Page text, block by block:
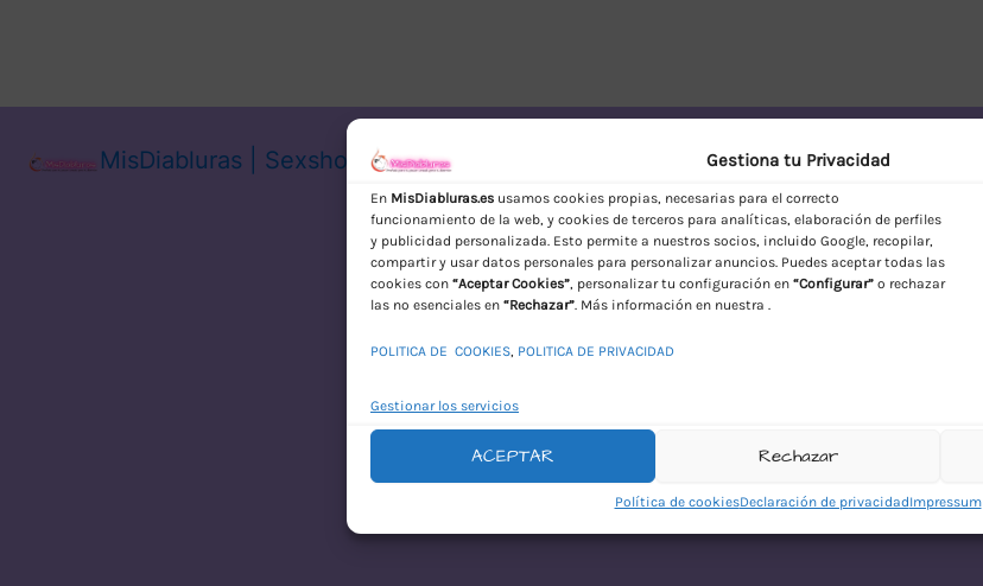
Gestiona tu Privacidad
En MisDiabluras.es usamos cookies propias, necesarias para el correcto
funcionamiento de la web, y cookies de terceros para analíticas, elaboración de perfiles
y publicidad personalizada. Esto permite a nuestros socios, incluido Google, recopilar,
compartir y usar datos personales para personalizar anuncios. Puedes aceptar todas las
cookies con “Aceptar Cookies”, personalizar tu configuración en “Configurar” o rechazar
las no esenciales en “Rechazar”. Más información en nuestra .
POLITICA DE COOKIES, POLITICA DE PRIVACIDAD
Gestionar los servicios
ACEPTAR Rechazar
Política de cookiesDeclaración de privacidadImpressum
MisDiabluras | Sexshop Online con Envío Discreto en España